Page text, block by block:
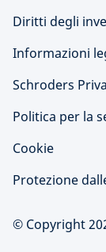
Diritti degli
Informazioni
Schroders
Politica per la
Cookie
Protezione
© Copyright